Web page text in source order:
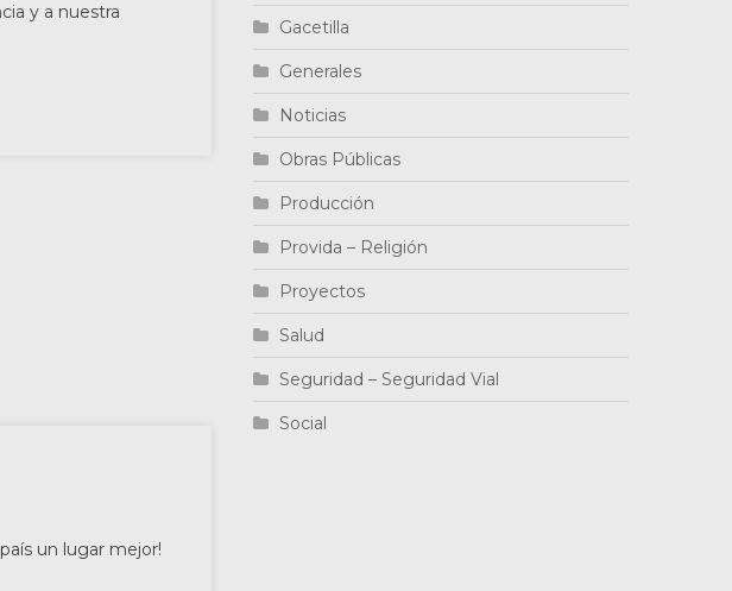
y a nuestra
un lugar mejor!
Gacetilla
Generales
Noticias
Obras Públicas
Producción
Provida – Religión
Proyectos
Salud
Seguridad – Seguridad Vial
Social